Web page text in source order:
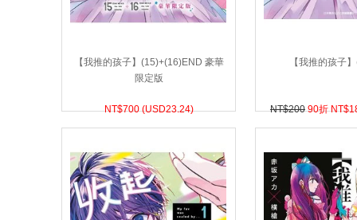
【我推的孩子】(15)+(16)END 豪華
限定版
NT$700 (USD23.24)
【我推的孩子
NT$200 90折 NT$